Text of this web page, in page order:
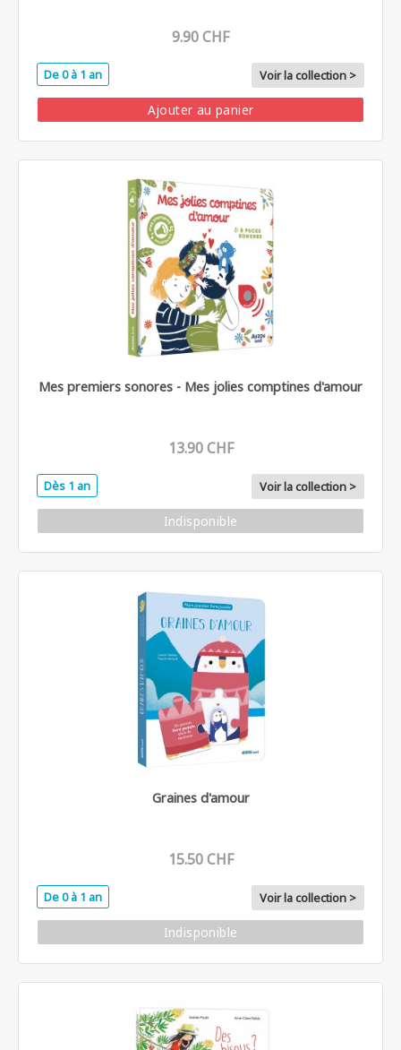
9.90 CHF
De 0 à 1 an Voir la collection >
Ajouter au panier
Mes premiers sonores - Mes jolies comptines d'amour
13.90 CHF
Dès 1 an Voir la collection >
Indisponible
Graines d'amour
15.50 CHF
De 0 à 1 an Voir la collection >
Indisponible